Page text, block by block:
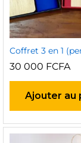
30 000 FCFA
Ajouter au